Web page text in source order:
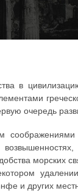
в
очередь
соображениями
морских
и других